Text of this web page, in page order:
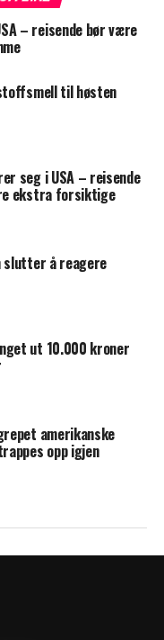
– reisende bør være
til høsten
seg i USA – reisende
ekstra forsiktige
slutter å reagere
ut 10.000 kroner
amerikanske
opp igjen